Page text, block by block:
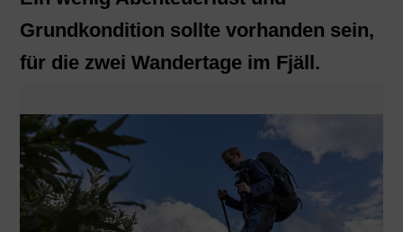
Grundkondition sollte vorhanden sein,
für die zwei Wandertage im Fjäll.